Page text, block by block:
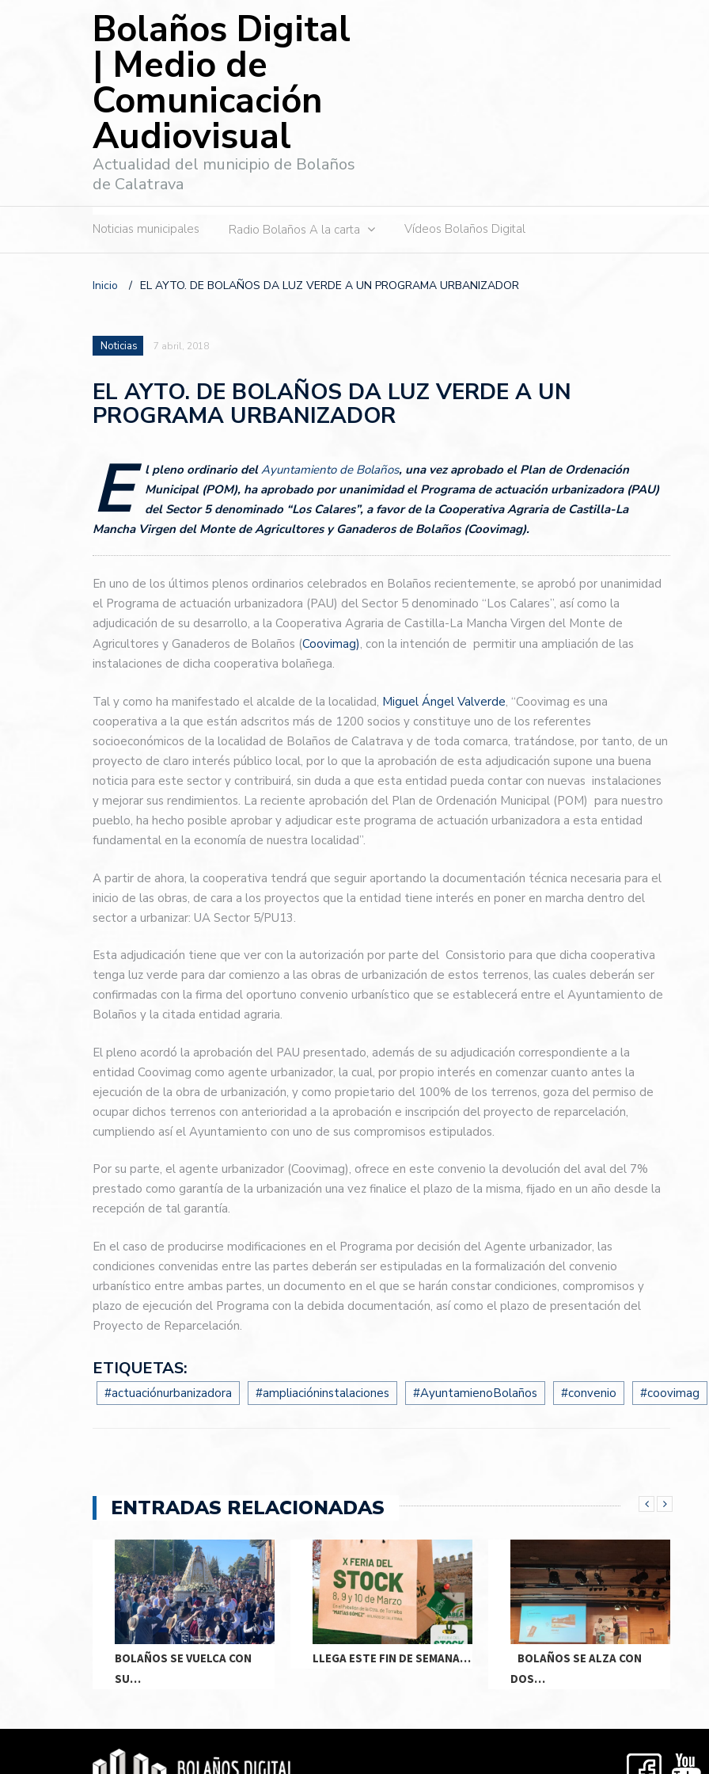
Bolaños Digital
| Medio de
Comunicación
Audiovisual
Actualidad del municipio de Bolaños
de Calatrava
Noticias municipales Radio Bolaños A la carta Vídeos Bolaños Digital
Inicio / EL AYTO. DE BOLAÑOS DA LUZ VERDE A UN PROGRAMA URBANIZADOR
Noticias 7 abril, 2018
EL AYTO. DE BOLAÑOS DA LUZ VERDE A UN
PROGRAMA URBANIZADOR
E l pleno ordinario delAyuntamiento de Bolaños, una vez aprobado el Plan de Ordenación
Municipal (POM), ha aprobado por unanimidad el Programa de actuación urbanizadora (PAU)
del Sector 5 denominado “Los Calares”, a favor de la Cooperativa Agraria de Castilla-La
Mancha Virgen del Monte de Agricultores y Ganaderos de Bolaños (Coovimag).
En uno de los últimos plenos ordinarios celebrados en Bolaños recientemente, se aprobó por unanimidad
el Programa de actuación urbanizadora (PAU) del Sector 5 denominado “Los Calares”, así como la
adjudicación de su desarrollo, a la Cooperativa Agraria de Castilla-La Mancha Virgen del Monte de
Agricultores y Ganaderos de Bolaños (Coovimag), con la intención de permitir una ampliación de las
instalaciones de dicha cooperativa bolañega.
Tal y como ha manifestado el alcalde de la localidad, Miguel Ángel Valverde, “Coovimag es una
cooperativa a la que están adscritos más de 1200 socios y constituye uno de los referentes
socioeconómicos de la localidad de Bolaños de Calatrava y de toda comarca, tratándose, por tanto, de un
proyecto de claro interés público local, por lo que la aprobación de esta adjudicación supone una buena
noticia para este sector y contribuirá, sin duda a que esta entidad pueda contar con nuevas instalaciones
y mejorar sus rendimientos. La reciente aprobación del Plan de Ordenación Municipal (POM) para nuestro
pueblo, ha hecho posible aprobar y adjudicar este programa de actuación urbanizadora a esta entidad
fundamental en la economía de nuestra localidad”.
A partir de ahora, la cooperativa tendrá que seguir aportando la documentación técnica necesaria para el
inicio de las obras, de cara a los proyectos que la entidad tiene interés en poner en marcha dentro del
sector a urbanizar: UA Sector 5/PU13.
Esta adjudicación tiene que ver con la autorización por parte del Consistorio para que dicha cooperativa
tenga luz verde para dar comienzo a las obras de urbanización de estos terrenos, las cuales deberán ser
confirmadas con la firma del oportuno convenio urbanístico que se establecerá entre el Ayuntamiento de
Bolaños y la citada entidad agraria.
El pleno acordó la aprobación del PAU presentado, además de su adjudicación correspondiente a la
entidad Coovimag como agente urbanizador, la cual, por propio interés en comenzar cuanto antes la
ejecución de la obra de urbanización, y como propietario del 100% de los terrenos, goza del permiso de
ocupar dichos terrenos con anterioridad a la aprobación e inscripción del proyecto de reparcelación,
cumpliendo así el Ayuntamiento con uno de sus compromisos estipulados.
Por su parte, el agente urbanizador (Coovimag), ofrece en este convenio la devolución del aval del 7%
prestado como garantía de la urbanización una vez finalice el plazo de la misma, fijado en un año desde la
recepción de tal garantía.
En el caso de producirse modificaciones en el Programa por decisión del Agente urbanizador, las
condiciones convenidas entre las partes deberán ser estipuladas en la formalización del convenio
urbanístico entre ambas partes, un documento en el que se harán constar condiciones, compromisos y
plazo de ejecución del Programa con la debida documentación, así como el plazo de presentación del
Proyecto de Reparcelación.
ETIQUETAS:
#actuaciónurbanizadora #ampliacióninstalaciones #AyuntamienoBolaños #convenio #coovimag
ENTRADAS RELACIONADAS
BOLAÑOS SE VUELCA CON
SU…
LLEGA ESTE FIN DE SEMANA…
BOLAÑOS SE ALZA CON
DOS…